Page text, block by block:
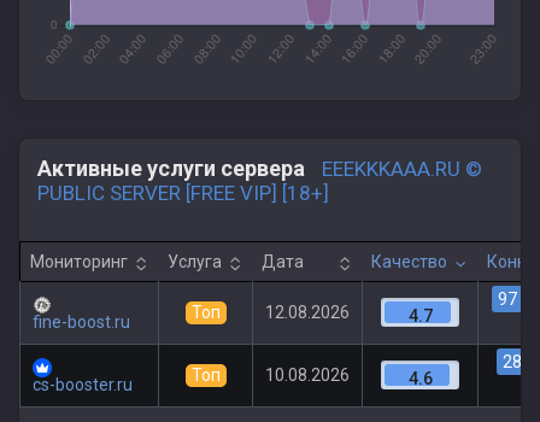
Активные услуги сервера
EEEKKKAAA.RU ©
PUBLIC SERVER [FREE VIP] [18+]
Мониторинг Услуга Дата Качество
fine-boost.ru Топ 12.08.2026 4.7
97
cs-booster.ru Топ 10.08.2026 4.6
28